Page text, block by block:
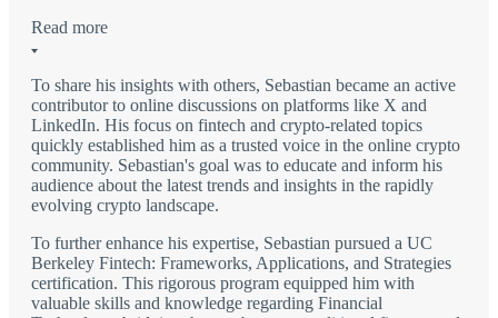
Read more
To share his insights with others, Sebastian became an active
contributor to online discussions on platforms like X and
LinkedIn. His focus on fintech and crypto-related topics
quickly established him as a trusted voice in the online crypto
community. Sebastian's goal was to educate and inform his
audience about the latest trends and insights in the rapidly
evolving crypto landscape.
To further enhance his expertise, Sebastian pursued a UC
Berkeley Fintech: Frameworks, Applications, and Strategies
certification. This rigorous program equipped him with
valuable skills and knowledge regarding Financial